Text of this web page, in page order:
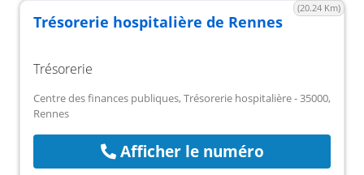
(20.24 Km)
Trésorerie hospitalière de Rennes
Trésorerie
Centre des finances publiques, Trésorerie hospitalière - 35000,
Rennes
Afficher le numéro